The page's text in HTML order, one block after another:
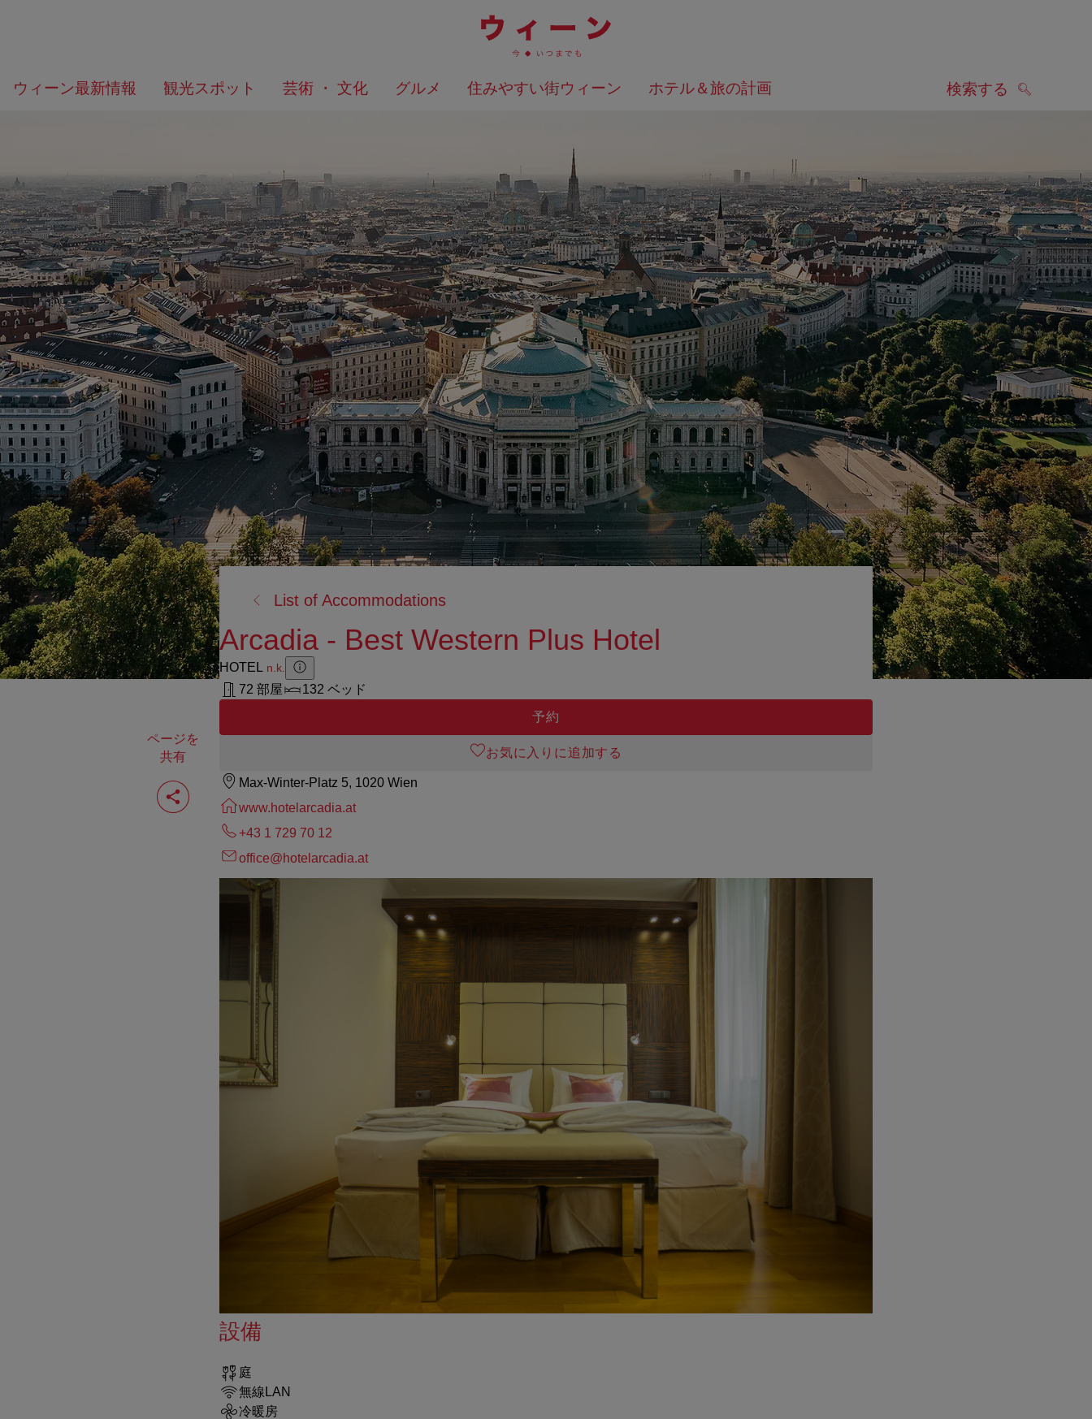
ニ
の
ッ
プ
へ
ウィーン最新情報 観光スポット 芸術 ・ 文化 グルメ 住みやすい街ウィーン ホテル＆旅の計画 検索する
何
を
か？
ページを
共有
ペ
ー
ジ
List of Accommodations
Arcadia - Best Western Plus Hotel
HOTEL n.k.
Zusatzinformation anzeigen
Zusatzinformation ausblenden
72 部屋
132 ベッド
予約
お気に入りに追加する
Max-Winter-Platz 5, 1020 Wien
www.hotelarcadia.at
+43 1 729 70 12
office@hotelarcadia.at
設備
庭
無線LAN
冷暖房